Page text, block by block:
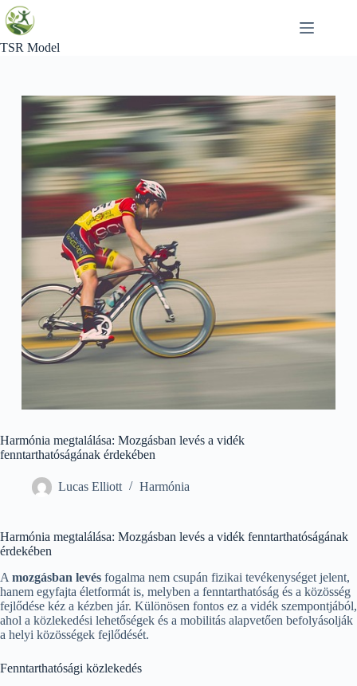
Skip
to
content
TSR Model
Harmónia megtalálása: Mozgásban levés a vidék
fenntarthatóságának érdekében
Lucas Elliott Harmónia
Harmónia megtalálása: Mozgásban levés a vidék fenntarthatóságának
érdekében
A mozgásban levés fogalma nem csupán fizikai tevékenységet jelent,
hanem egyfajta életformát is, melyben a fenntarthatóság és a közösség
fejlődése kéz a kézben jár. Különösen fontos ez a vidék szempontjából,
ahol a közlekedési lehetőségek és a mobilitás alapvetően befolyásolják
a helyi közösségek fejlődését.
Fenntarthatósági közlekedés